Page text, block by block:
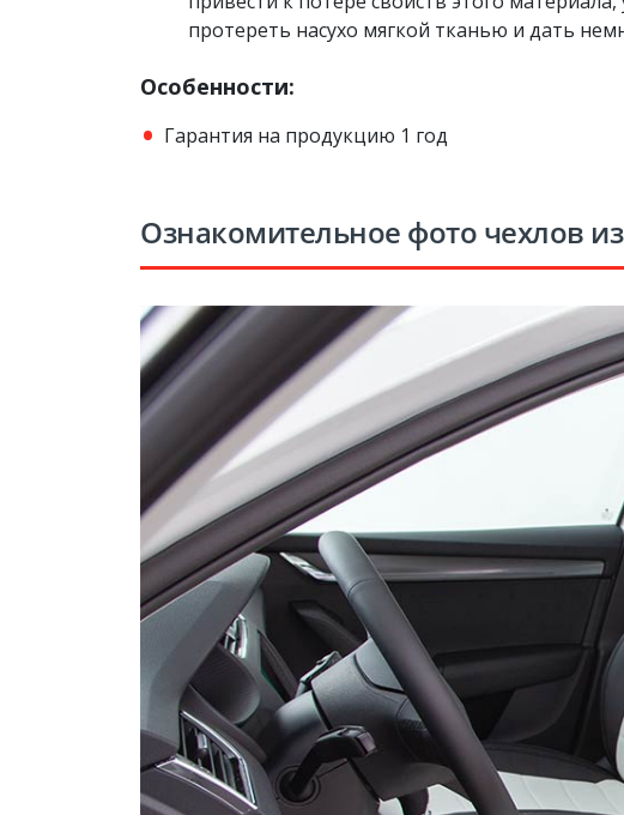
протереть насухо мягкой тканью и дать
Особенности:
Гарантия на продукцию 1 год
Ознакомительное фото чехлов